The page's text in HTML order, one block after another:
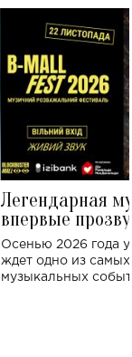
Легендарная
впервые
Украине: где
Осенью 2026 года
ждет одно из
музыкальных